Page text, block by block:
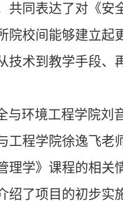
共同表达了对《
院校间能够建立
技术到教学手段
与环境工程学院
工程学院徐逸飞
理学》课程的相
绍了项目的初步